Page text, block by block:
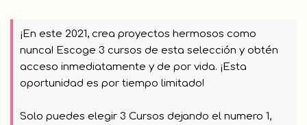
¡En este 2021, crea proyectos hermosos como
nunca! Escoge 3 cursos de esta selección y obtén
acceso inmediatamente y de por vida. ¡Esta
oportunidad es por tiempo limitado!
Solo puedes elegir 3 Cursos dejando el numero 1,